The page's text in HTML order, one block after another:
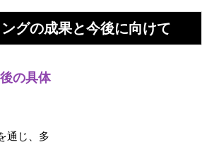
グの成果と今後に向けて
の具体
通じ、多